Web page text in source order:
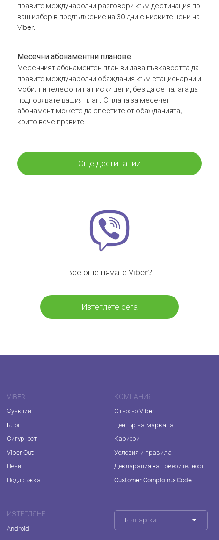
правите международни разговори към дестинация по
ваш избор в продължение на 30 дни с ниските цени на
Viber.
Месечни абонаментни планове
Месечният абонаментен план ви дава гъвкавостта да
правите международни обаждания към стационарни и
мобилни телефони на ниски цени, без да се налага да
подновявате вашия план. С плана за месечен
абонамент можете да спестите от обажданията,
които вече правите
Още дестинации
Все още нямате Viber?
Изтеглете сега
VIBER
Функции
Блог
Сигурност
Viber Out
Цени
Поддръжка
КОМПАНИЯ
Относно Viber
Център на марката
Кариери
Условия и правила
Декларация за поверителност
Customer Complaints Code
ИЗТЕГЛЯНЕ
Android
Български